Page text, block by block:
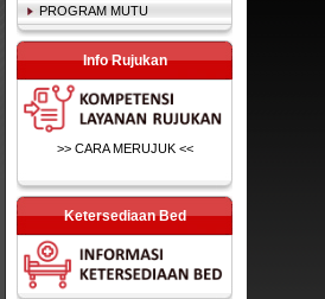
PROGRAM MUTU
Info Rujukan
>> CARA MERUJUK <<
Ketersediaan Bed